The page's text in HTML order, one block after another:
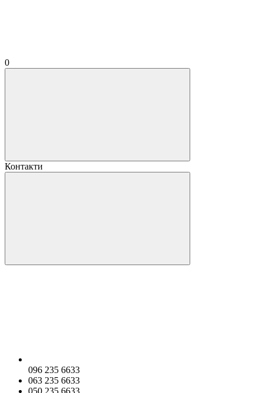
0
Контакти
096 235 6633
063 235 6633
050 235 6633